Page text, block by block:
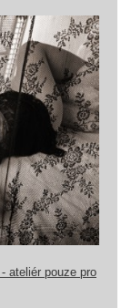
ateliér pouze pro